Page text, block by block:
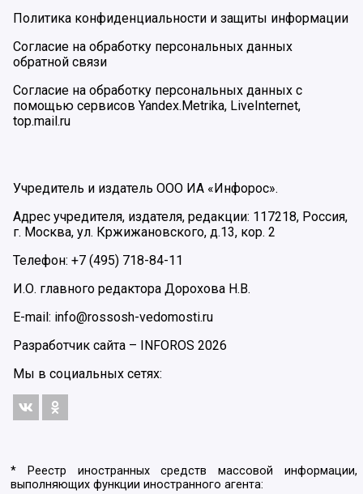
Политика конфиденциальности и защиты информации
Согласие на обработку персональных данных
обратной связи
Согласие на обработку персональных данных с
помощью сервисов Yandex.Metrika, LiveInternet,
top.mail.ru
Учредитель и издатель ООО ИА «Инфорос».
Адрес учредителя, издателя, редакции: 117218, Россия,
г. Москва, ул. Кржижановского, д.13, кор. 2
Телефон: +7 (495) 718-84-11
И.О. главного редактора Дорохова Н.В.
E-mail: info@rossosh-vedomosti.ru
Разработчик сайта – INFOROS 2026
Мы в социальных сетях:
* Реестр иностранных средств массовой информации,
выполняющих функции иностранного агента: